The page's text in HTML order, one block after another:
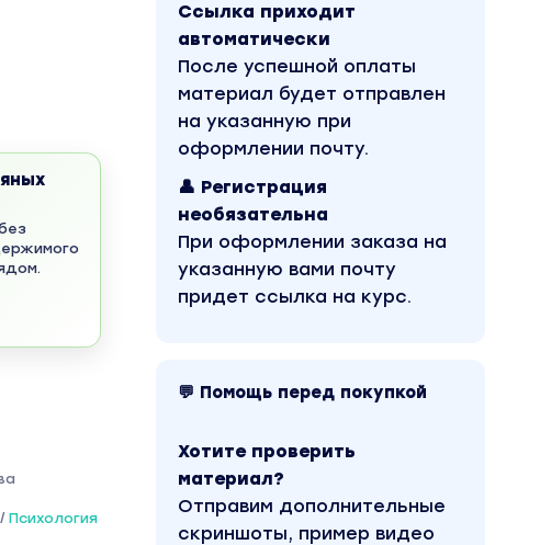
/ Психология
Ссылка приходит
автоматически
После успешной оплаты
материал будет отправлен
на указанную при
оформлении почту.
👤 Регистрация
необязательна
При оформлении заказа на
указанную вами почту
придет ссылка на курс.
💬 Помощь перед покупкой
Хотите проверить
материал?
Отправим дополнительные
скриншоты, пример видео